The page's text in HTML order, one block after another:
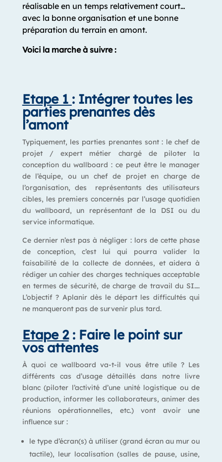
réalisable en un temps relativement court…
avec la bonne organisation et une bonne
préparation du terrain en amont.
Voici la marche à suivre :
Etape 1 : Intégrer toutes les
parties prenantes dès
l’amont
Typiquement, les parties prenantes sont : le chef de
projet / expert métier chargé de piloter la
conception du wallboard : ce peut être le manager
de l’équipe, ou un chef de projet en charge de
l’organisation, des représentants des utilisateurs
cibles, les premiers concernés par l’usage quotidien
du wallboard, un représentant de la DSI ou du
service informatique.
Ce dernier n’est pas à négliger : lors de cette phase
de conception, c’est lui qui pourra valider la
faisabilité de la collecte de données, et aidera à
rédiger un cahier des charges techniques acceptable
en termes de sécurité, de charge de travail du SI….
L’objectif ? Aplanir dès le départ les difficultés qui
ne manqueront pas de survenir plus tard.
Etape 2: Faire le point sur
vos attentes
À quoi ce wallboard va-t-il vous être utile ? Les
différents cas d’usage détaillés dans notre livre
blanc (piloter l’activité d’une unité logistique ou de
production, informer les collaborateurs, animer des
réunions opérationnelles, etc.) vont avoir une
influence sur :
le type d’écran(s) à utiliser (grand écran au mur ou
tactile), leur localisation (salles de pause, usine,